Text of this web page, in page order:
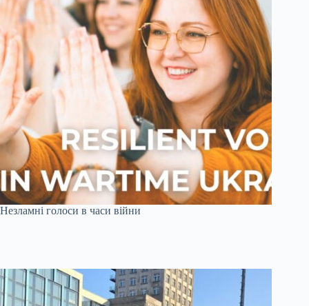
Незламні голоси в часи війни